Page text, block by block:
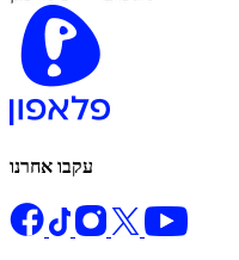
עקבו אחרנו